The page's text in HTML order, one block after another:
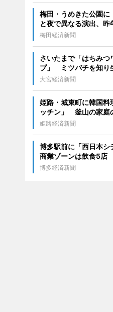
梅田・うめきた公園
と夜で異なる演出、
梅田経済新聞
さいたまで「はちみつ
プ」 ミツバチを知り
大宮経済新聞
姫路・城東町に韓国料
ッチン」 釜山の家庭
姫路経済新聞
博多駅前に「西日本シ
商業ゾーンは飲食5店
博多経済新聞